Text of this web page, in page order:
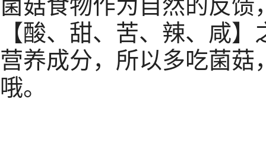
菌菇食物作为自然的反
【酸、甜、苦、辣、咸
营养成分，所以多吃菌
哦。